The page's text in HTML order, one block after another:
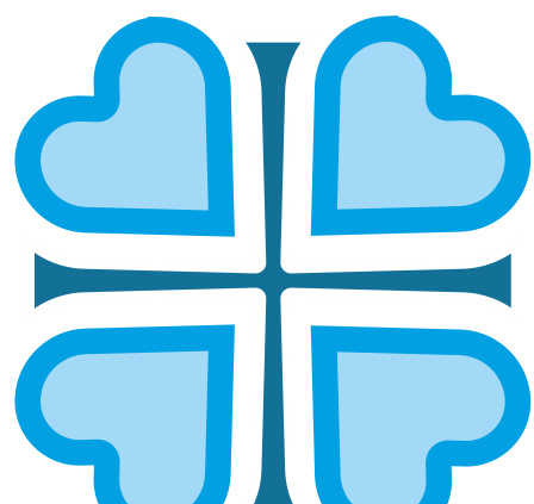
«ПОДВИГ НАЧИНАЕТСЯ С
ВЫБОРА»: В ВОЛЖСКОЙ ЕПАРХИИ
ПРОШЛО ЗАНЯТИЕ О ЗАЩИТНИКАХ
И МИЛОСЕРДИИ ДЛЯ ДЕТЕЙ-
СИРОТ
ГЛАВНАЯ
«ПОДВИГ НАЧИНАЕТСЯ С ВЫБОРА»: В ВОЛЖСКОЙ ЕПАРХИИ
ПРОШЛО ЗАНЯТИЕ О ЗАЩИТНИКАХ И МИЛОСЕРДИИ ДЛЯ
ДЕТЕЙ-СИРОТ